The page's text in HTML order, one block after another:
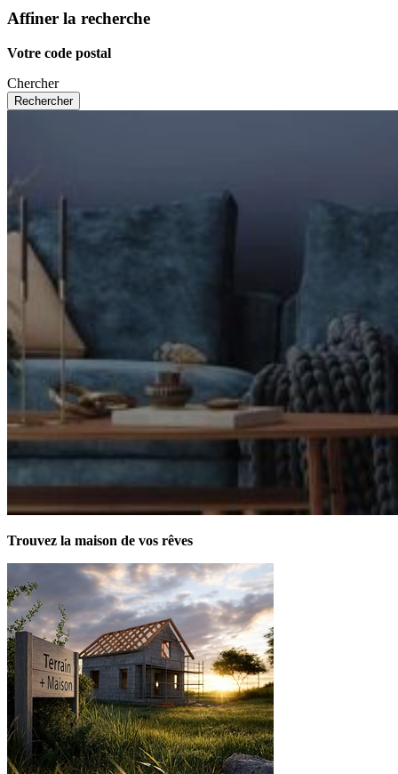
Affiner la recherche
Votre code postal
Chercher
Trouvez la maison de vos rêves